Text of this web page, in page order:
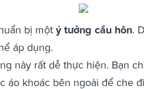
bị một ý tưởng cầu hôn.
áp dụng.
này rất dễ thực hiện. Bạn
áo khoác bên ngoài để che